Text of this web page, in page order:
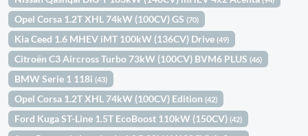
Opel Corsa 1.2T XHL 74kW (100CV) GS(70)
Kia Ceed 1.6 MHEV iMT 100kW (136CV) Drive(49)
Citroën C3 Aircross Turbo 73kW (100CV) BVM6 PLUS(46)
BMW Serie 1 118i(43)
Opel Corsa 1.2T XHL 74kW (100CV) Edition(42)
Ford Kuga ST-Line 1.5T EcoBoost 110kW (150CV)(42)